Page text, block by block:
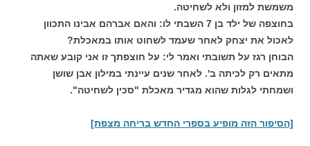
משמשת למזון ולא לשחיטה.
בחוצפה של ילד בן 7 השבתי לו: והאם אברהם אבינו התכוון
לאכול את יצחק לאחר שעמד לשחוט אותו במאכלת?
הבוחן רגז על תשובתי ואמר לי: על חוצפתך זו אני קובע שאתה
מתאים רק לכיתה ב'. לאחר שנים עיינתי במילון אבן שושן
ושמחתי לגלות שהוא מגדיר מאכלת "סכין לשחיטה".
[הסיפור הזה מופיע בספרי החדש בריחה מצפת]